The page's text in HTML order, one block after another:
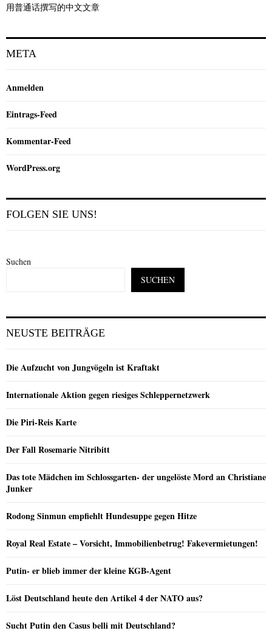
用普通话撰写的中文文章
META
Anmelden
Eintrags-Feed
Kommentar-Feed
WordPress.org
FOLGEN SIE UNS!
Suchen
SUCHEN
NEUSTE BEITRÄGE
Die Aufzucht von Jungvögeln ist Kraftakt
Internationale Aktion gegen riesiges Schleppernetzwerk
Die Piri-Reis Karte
Der Fall Rosemarie Nitribitt
Das tote Mädchen im Schlossgarten- der ungelöste Mord an Christiane
Junker
Rodong Sinmun empfiehlt Hundesuppe gegen Hitze
Royal Real Estate – Vorsicht, Immobilienbetrug! Fakevermietungen!
Putin- er blieb immer der kleine KGB-Agent
Löst Deutschland heute den Artikel 4 der NATO aus?
Sucht Putin den Casus belli mit Deutschland?